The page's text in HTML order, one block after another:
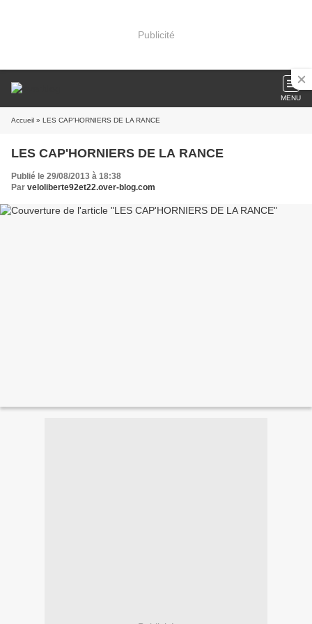
Publicité
MENU
Accueil » LES CAP'HORNIERS DE LA RANCE
LES CAP'HORNIERS DE LA RANCE
Publié le 29/08/2013 à 18:38
Par veloliberte92et22.over-blog.com